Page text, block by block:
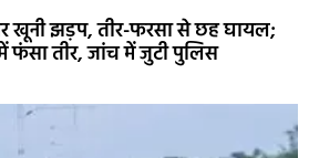
खूनी झड़प, तीर-फरसा से छह घायल;
फंसा तीर, जांच में जुटी पुलिस